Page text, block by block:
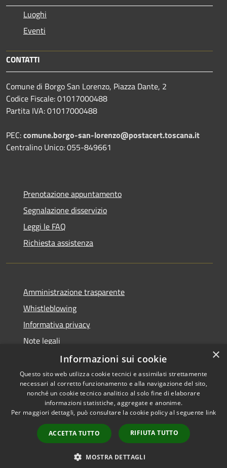
Luoghi
Eventi
CONTATTI
Comune di Borgo San Lorenzo, Piazza Dante, 2
Codice Fiscale: 01017000488
Partita IVA: 01017000488
PEC:comune.borgo-san-lorenzo@postacert.toscana.it
Centralino Unico: 055-849661
Prenotazione appuntamento
Segnalazione disservizio
Leggi le FAQ
Richiesta assistenza
Amministrazione trasparente
Whistleblowing
Informativa privacy
Note legali
Dichiarazione di accessibilità
RSS
Accessibilità
Copyright © 2026 • Comune di
byMunicipium
Accesso
redazione
×
Informazioni sui cookie
Questo sito web utilizza cookie tecnici e assimilati strettamente
necessari al corretto funzionamento e alla navigazione del sito,
nonché un cookie tecnico analitico al solo fine di elaborare
informazioni statistiche, aggregate e anonime.
Per maggiori dettagli, può consultare la cookie policy al seguente link
ACCETTA TUTTO RIFIUTA TUTTO
MOSTRA DETTAGLI